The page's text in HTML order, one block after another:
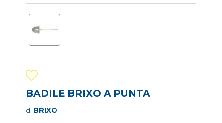
BADILE BRIXO A PUNTA
di BRIXO